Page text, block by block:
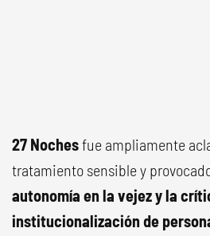
27 Nochesfue ampliamente
tratamiento sensible y
autonomía en la vejez y la
institucionalización de